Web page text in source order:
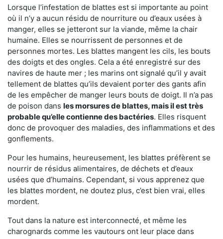
Lorsque l’infestation de blattes est si importante au point
où il n’y a aucun résidu de nourriture ou d’eaux usées à
manger, elles se jetteront sur la viande, même la chair
humaine. Elles se nourrissent de personnes et de
personnes mortes. Les blattes mangent les cils, les bouts
des doigts et des ongles. Cela a été enregistré sur des
navires de haute mer ; les marins ont signalé qu’il y avait
tellement de blattes qu’ils devaient porter des gants afin
de les empêcher de manger leurs bouts de doigt. Il n’a pas
de poison dans les morsures de blattes, mais il est très
probable qu’elle contienne des bactéries. Elles risquent
donc de provoquer des maladies, des inflammations et des
gonflements.
Pour les humains, heureusement, les blattes préfèrent se
nourrir de résidus alimentaires, de déchets et d’eaux
usées que d’humains. Cependant, si vous apprenez que
les blattes mordent, ne doutez plus, c’est bien vrai, elles
mordent.
Tout dans la nature est interconnecté, et même les
charognards comme les vautours ont leur place dans